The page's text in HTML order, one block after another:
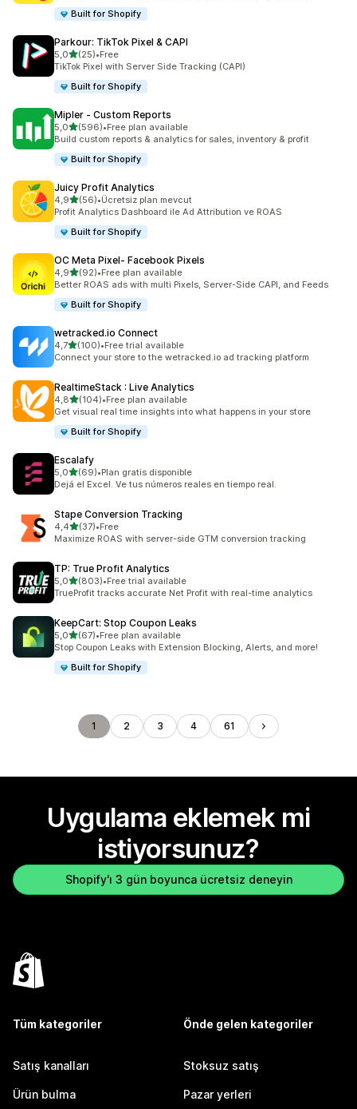
Built for Shopify
Parkour: TikTok Pixel & CAPI
5,05 yıldız üzerinden
(25)
toplam 25 değerlendirme
•Free
TikTok Pixel with Server Side Tracking (CAPI)
Built for Shopify
Mipler ‑ Custom Reports
5,05 yıldız üzerinden
(596)
toplam 596 değerlendirme
•Free plan available
Build custom reports & analytics for sales, inventory & profit
Built for Shopify
Juicy Profit Analytics
4,95 yıldız üzerinden
(56)
toplam 56 değerlendirme
•Ücretsiz plan mevcut
Profit Analytics Dashboard ile Ad Attribution ve ROAS
Built for Shopify
OC Meta Pixel‑ Facebook Pixels
4,95 yıldız üzerinden
(92)
toplam 92 değerlendirme
•Free plan available
Better ROAS ads with multi Pixels, Server-Side CAPI, and Feeds
Built for Shopify
wetracked.io Connect
4,75 yıldız üzerinden
(100)
toplam 100 değerlendirme
•Free trial available
Connect your store to the wetracked.io ad tracking platform
RealtimeStack : Live Analytics
4,85 yıldız üzerinden
(104)
toplam 104 değerlendirme
•Free plan available
Get visual real time insights into what happens in your store
Built for Shopify
Escalafy
5,05 yıldız üzerinden
(69)
toplam 69 değerlendirme
•Plan gratis disponible
Dejá el Excel. Ve tus números reales en tiempo real.
Stape Conversion Tracking
4,45 yıldız üzerinden
(37)
toplam 37 değerlendirme
•Free
Maximize ROAS with server-side GTM conversion tracking
TP: True Profit Analytics
5,05 yıldız üzerinden
(803)
toplam 803 değerlendirme
•Free trial available
TrueProfit tracks accurate Net Profit with real-time analytics
KeepCart: Stop Coupon Leaks
5,05 yıldız üzerinden
(67)
toplam 67 değerlendirme
•Free plan available
Stop Coupon Leaks with Extension Blocking, Alerts, and more!
Built for Shopify
1 2 3 4 61
Uygulama eklemek mi
istiyorsunuz?
Shopify'ı 3 gün boyunca ücretsiz deneyin
Tüm kategoriler
Satış kanalları
Ürün bulma
Önde gelen kategoriler
Stoksuz satış
Pazar yerleri